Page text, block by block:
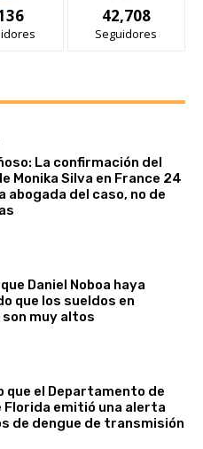
42,708
Seguidores
La confirmación del
Monika Silva en France 24
abogada del caso, no de
Daniel Noboa haya
que los sueldos en
son muy altos
que el Departamento de
Florida emitió una alerta
de dengue de transmisión